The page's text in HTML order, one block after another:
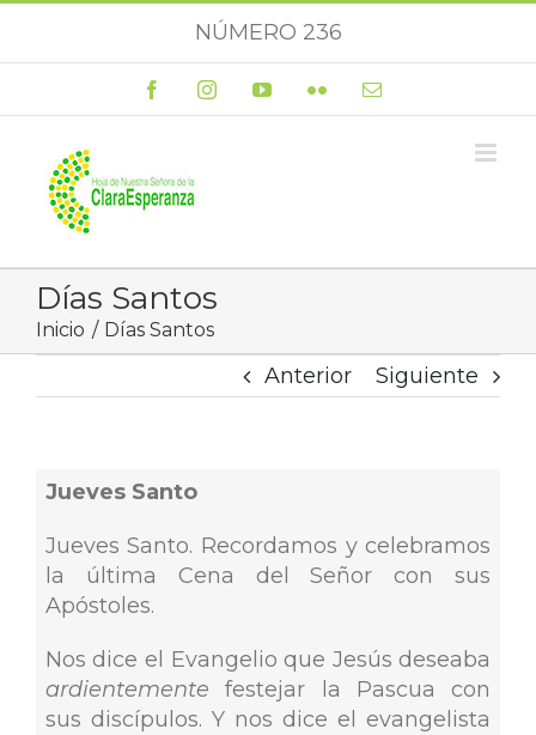
NÚMERO 236
FacebookInstagramYouTubeFlickr Correo
Días Santos
Inicio Días Santos
Anterior Siguiente
Jueves Santo
Jueves Santo. Recordamos y celebramos
la última Cena del Señor con sus
Apóstoles.
Nos dice el Evangelio que Jesús deseaba
ardientemente festejar la Pascua con
sus discípulos. Y nos dice el evangelista